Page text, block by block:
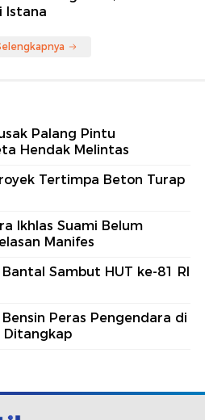
Istana
Palang Pintu
Hendak Melintas
Tertimpa Beton Turap
Ikhlas Suami Belum
Manifes
Sambut HUT ke-81 RI
Peras Pengendara di
Ditangkap